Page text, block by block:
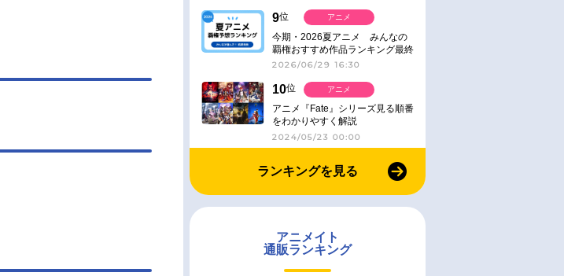
9位
今期・2026夏アニメ みんなの
覇権おすすめ作品ランキング最終
結果発表！
2026/06/29 16:30
アニメ
10位
アニメ『Fate』シリーズ見る順番
をわかりやすく解説
2024/05/23 00:00
アニメ
ランキングを見る
アニメイト
通販ランキング